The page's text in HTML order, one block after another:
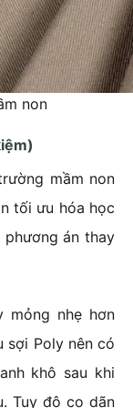
non
mầm non
tối ưu hóa học
phương án thay
mỏng nhẹ hơn
sợi Poly nên có
khô sau khi
Tuy độ co dãn